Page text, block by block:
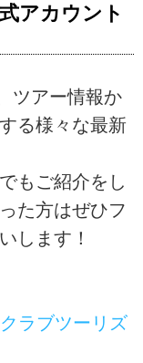
アカウント
ツアー情報か
る様々な最新
もご紹介をし
た方はぜひフ
します！
ラブツーリズ